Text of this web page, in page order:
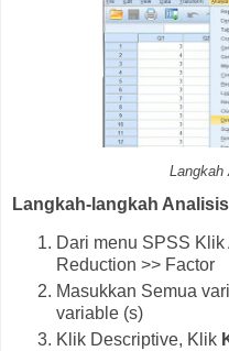
Langkah
Langkah-langkah
Dari menu SPSS
Reduction >> Factor
Masukkan Semua
variable (s)
Klik Descriptive, Klik